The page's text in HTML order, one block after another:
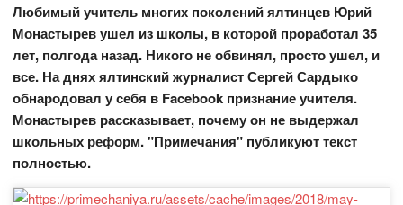
Любимый учитель многих поколений ялтинцев Юрий
Монастырев ушел из школы, в которой проработал 35
лет, полгода назад. Никого не обвинял, просто ушел, и
все. На днях ялтинский журналист Сергей Сардыко
обнародовал у себя в Facebook признание учителя.
Монастырев рассказывает, почему он не выдержал
школьных реформ. "Примечания" публикуют текст
полностью.